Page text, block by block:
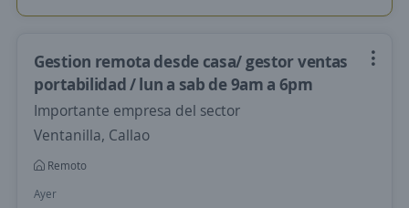
Gestion remota desde casa/ gestor ventas
portabilidad / lun a sab de 9am a 6pm
Importante empresa del sector
Ventanilla, Callao
Remoto
Ayer